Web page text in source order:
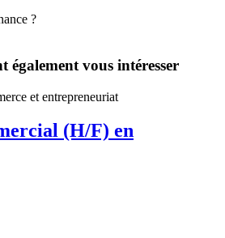
?
également vous intéresser
et entrepreneuriat
(H/F) en